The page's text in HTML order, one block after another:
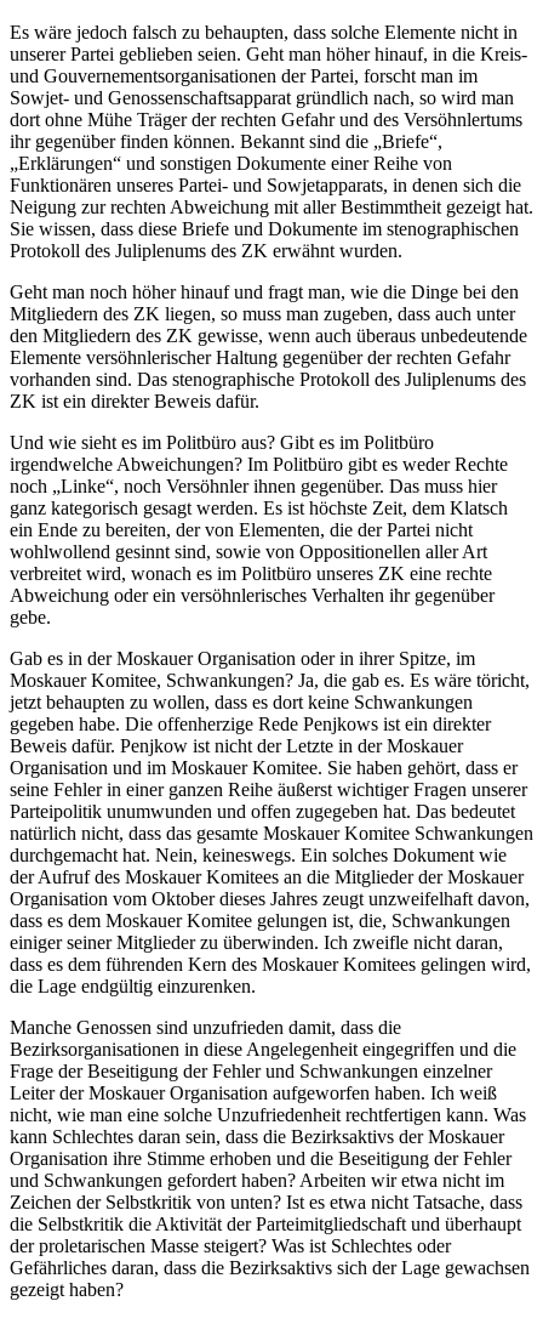
Es wäre jedoch falsch zu behaupten, dass solche Elemente nicht in
unserer Partei geblieben seien. Geht man höher hinauf, in die Kreis-
und Gouvernementsorganisationen der Partei, forscht man im
Sowjet- und Genossenschaftsapparat gründlich nach, so wird man
dort ohne Mühe Träger der rechten Gefahr und des Versöhnlertums
ihr gegenüber finden können. Bekannt sind die „Briefe“,
„Erklärungen“ und sonstigen Dokumente einer Reihe von
Funktionären unseres Partei- und Sowjetapparats, in denen sich die
Neigung zur rechten Abweichung mit aller Bestimmtheit gezeigt hat.
Sie wissen, dass diese Briefe und Dokumente im stenographischen
Protokoll des Juliplenums des ZK erwähnt wurden.
Geht man noch höher hinauf und fragt man, wie die Dinge bei den
Mitgliedern des ZK liegen, so muss man zugeben, dass auch unter
den Mitgliedern des ZK gewisse, wenn auch überaus unbedeutende
Elemente versöhnlerischer Haltung gegenüber der rechten Gefahr
vorhanden sind. Das stenographische Protokoll des Juliplenums des
ZK ist ein direkter Beweis dafür.
Und wie sieht es im Politbüro aus? Gibt es im Politbüro
irgendwelche Abweichungen? Im Politbüro gibt es weder Rechte
noch „Linke“, noch Versöhnler ihnen gegenüber. Das muss hier
ganz kategorisch gesagt werden. Es ist höchste Zeit, dem Klatsch
ein Ende zu bereiten, der von Elementen, die der Partei nicht
wohlwollend gesinnt sind, sowie von Oppositionellen aller Art
verbreitet wird, wonach es im Politbüro unseres ZK eine rechte
Abweichung oder ein versöhnlerisches Verhalten ihr gegenüber
gebe.
Gab es in der Moskauer Organisation oder in ihrer Spitze, im
Moskauer Komitee, Schwankungen? Ja, die gab es. Es wäre töricht,
jetzt behaupten zu wollen, dass es dort keine Schwankungen
gegeben habe. Die offenherzige Rede Penjkows ist ein direkter
Beweis dafür. Penjkow ist nicht der Letzte in der Moskauer
Organisation und im Moskauer Komitee. Sie haben gehört, dass er
seine Fehler in einer ganzen Reihe äußerst wichtiger Fragen unserer
Parteipolitik unumwunden und offen zugegeben hat. Das bedeutet
natürlich nicht, dass das gesamte Moskauer Komitee Schwankungen
durchgemacht hat. Nein, keineswegs. Ein solches Dokument wie
der Aufruf des Moskauer Komitees an die Mitglieder der Moskauer
Organisation vom Oktober dieses Jahres zeugt unzweifelhaft davon,
dass es dem Moskauer Komitee gelungen ist, die, Schwankungen
einiger seiner Mitglieder zu überwinden. Ich zweifle nicht daran,
dass es dem führenden Kern des Moskauer Komitees gelingen wird,
die Lage endgültig einzurenken.
Manche Genossen sind unzufrieden damit, dass die
Bezirksorganisationen in diese Angelegenheit eingegriffen und die
Frage der Beseitigung der Fehler und Schwankungen einzelner
Leiter der Moskauer Organisation aufgeworfen haben. Ich weiß
nicht, wie man eine solche Unzufriedenheit rechtfertigen kann. Was
kann Schlechtes daran sein, dass die Bezirksaktivs der Moskauer
Organisation ihre Stimme erhoben und die Beseitigung der Fehler
und Schwankungen gefordert haben? Arbeiten wir etwa nicht im
Zeichen der Selbstkritik von unten? Ist es etwa nicht Tatsache, dass
die Selbstkritik die Aktivität der Parteimitgliedschaft und überhaupt
der proletarischen Masse steigert? Was ist Schlechtes oder
Gefährliches daran, dass die Bezirksaktivs sich der Lage gewachsen
gezeigt haben?